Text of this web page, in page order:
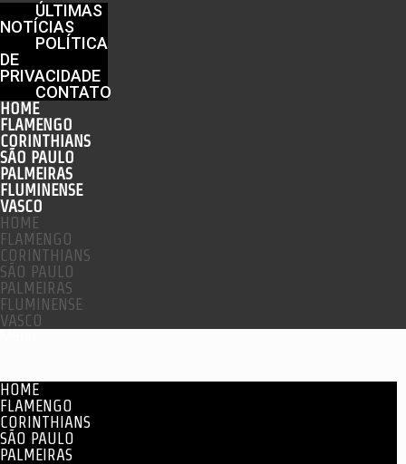
ÚLTIMAS
NOTÍCIAS
POLÍTICA
DE
PRIVACIDADE
CONTATO
HOME
FLAMENGO
CORINTHIANS
SÃO PAULO
PALMEIRAS
FLUMINENSE
VASCO
HOME
FLAMENGO
CORINTHIANS
SÃO PAULO
PALMEIRAS
FLUMINENSE
VASCO
HOME
FLAMENGO
CORINTHIANS
SÃO PAULO
PALMEIRAS